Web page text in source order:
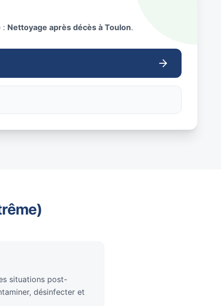
: Nettoyage après décès à Toulon.
situations post-
désinfecter et